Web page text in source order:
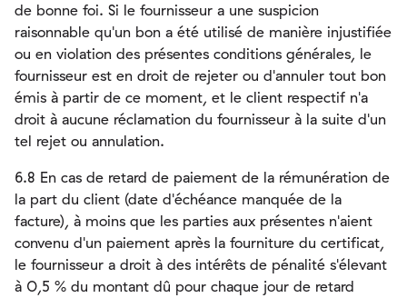
de bonne foi. Si le fournisseur a une suspicion
raisonnable qu'un bon a été utilisé de manière injustifiée
ou en violation des présentes conditions générales, le
fournisseur est en droit de rejeter ou d'annuler tout bon
émis à partir de ce moment, et le client respectif n'a
droit à aucune réclamation du fournisseur à la suite d'un
tel rejet ou annulation.
6.8 En cas de retard de paiement de la rémunération de
la part du client (date d'échéance manquée de la
facture), à moins que les parties aux présentes n'aient
convenu d'un paiement après la fourniture du certificat,
le fournisseur a droit à des intérêts de pénalité s'élevant
à 0,5 % du montant dû pour chaque jour de retard